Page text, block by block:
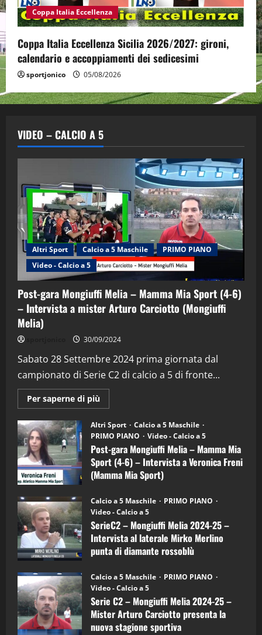
Coppa Italia Eccellenza
Coppa Italia Eccellenza Sicilia 2026/2027: gironi,
calendario e accoppiamenti dei sedicesimi
sportjonico 05/08/2026
VIDEO – CALCIO A 5
Altri Sport Calcio a 5 Maschile
PRIMO PIANO
Video - Calcio a 5
Post-gara Mongiuffi Melia – Mamma Mia Sport (4-6)
– Intervista a mister Arturo Carciotto (Mongiuffi
Melia)
30/09/2024
Sabato 28 Settembre 2024 prima giornata dal
campionato di Serie C2 di calcio a 5 di fronte...
Per saperne di più
informazioni
Post-
gara
Mongiuffi
Melia
–
Mamma
Mia
Sport
6)
–
Intervista
a
mister
Arturo
Carciotto
(Mongiuffi
Altri Sport
Calcio a 5 Maschile
PRIMO PIANO
Video - Calcio a 5
Post-gara Mongiuffi Melia – Mamma Mia
Sport (4-6) – Intervista a Veronica Freni
(Mamma Mia Sport)
Calcio a 5 Maschile
PRIMO PIANO
Video - Calcio a 5
SerieC2 – Mongiuffi Melia 2024-25 –
Intervista al laterale Mirko Merlino
punta di diamante rossoblù
Calcio a 5 Maschile
PRIMO PIANO
Video - Calcio a 5
Serie C2 – Mongiuffi Melia 2024-25 –
Mister Arturo Carciotto presenta la
nuova stagione sportiva
2
“SportEmpire” in Podcast: 29^ Puntata
(Martedi 28 Aprile 2026)
28/04/2026
3
"SportEmpire" in Podcast
“SportEmpire” in Podcast: 28^ Puntata
(Martedi 21 Aprile 2026)
21/04/2026
4
“SportEmpire” in Podcast: 27^ Puntata
(Martedi 14 Aprile 2026)
15/04/2026
5
“SportEmpire” in Podcast: 26^ Puntata
(Martedi 07 Aprile 2026)
08/04/2026